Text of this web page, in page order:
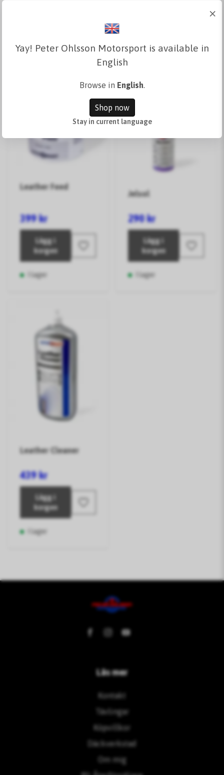
korgen
Leather Feed
399 kr
Lägg i
korgen
I lager
Jelsol
290 kr
Lägg i
korgen
I lager
Leather Cleaner
439 kr
Lägg i
korgen
I lager
Läs mer
Kontakt
Tävlingar
Köpvillkor
Däckverkstad
Om mig
×
Yay! Peter Ohlsson Motorsport is available in
English
Browse in English.
Shop now
Stay in current language